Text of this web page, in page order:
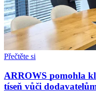
Přečtěte si
ARROWS pomohla
tíseň vůči